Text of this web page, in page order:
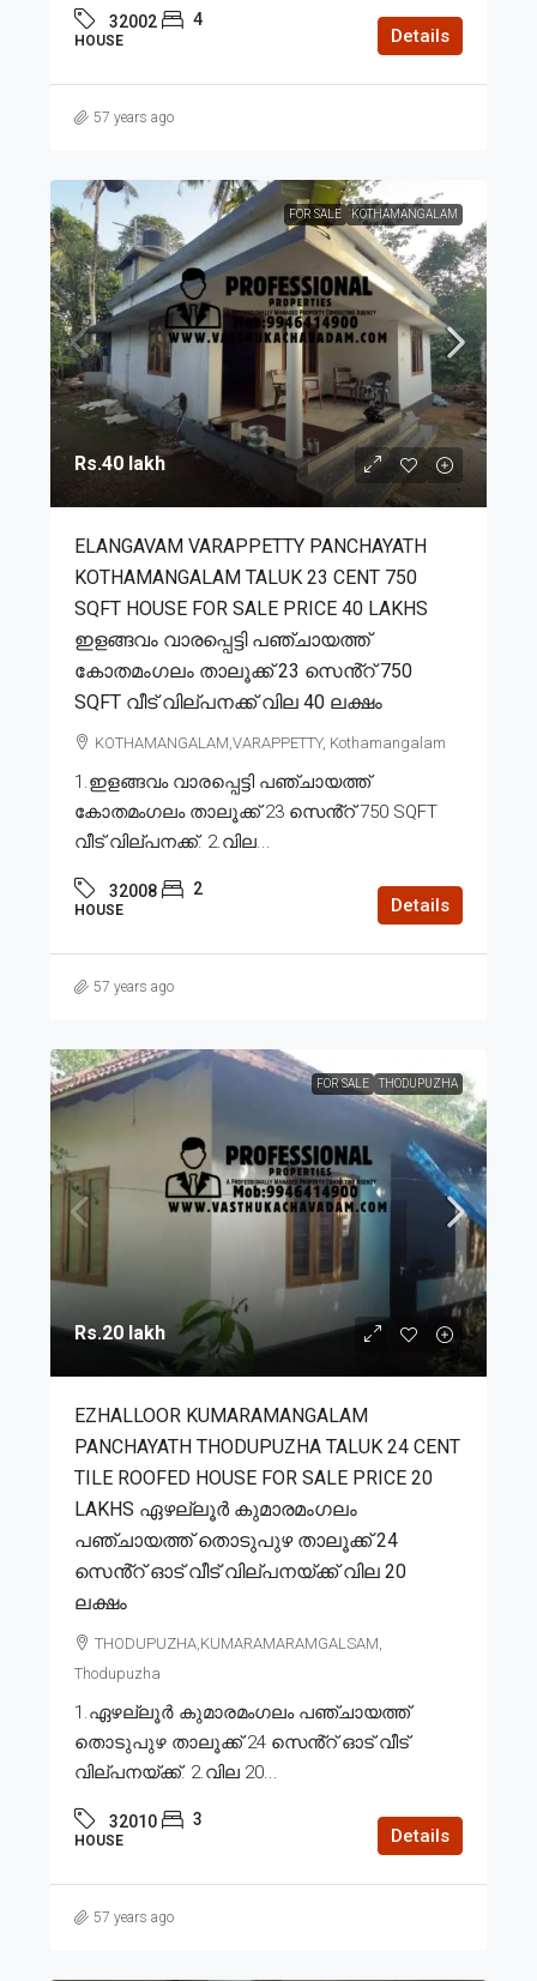
32002 4
HOUSE Details
57 years ago
FOR SALE KOTHAMANGALAM
Rs.40 lakh
ELANGAVAM VARAPPETTY PANCHAYATH
KOTHAMANGALAM TALUK 23 CENT 750
SQFT HOUSE FOR SALE PRICE 40 LAKHS
ഇളങ്ങവം വാരപ്പെട്ടി പഞ്ചായത്ത്
കോതമംഗലം താലൂക്ക് 23 സെൻ്റ് 750
SQFT വീട് വില്പനക്ക് വില 40 ലക്ഷം
KOTHAMANGALAM,VARAPPETTY, Kothamangalam
1.ഇളങ്ങവം വാരപ്പെട്ടി പഞ്ചായത്ത്
കോതമംഗലം താലൂക്ക് 23 സെൻ്റ് 750 SQFT
വീട് വില്പനക്ക്. 2.വില...
32008 2
HOUSE Details
57 years ago
FOR SALE THODUPUZHA
Rs.20 lakh
EZHALLOOR KUMARAMANGALAM
PANCHAYATH THODUPUZHA TALUK 24 CENT
TILE ROOFED HOUSE FOR SALE PRICE 20
LAKHS ഏഴല്ലൂർ കുമാരമംഗലം
പഞ്ചായത്ത് തൊടുപുഴ താലൂക്ക് 24
സെൻ്റ് ഓട് വീട് വില്പനയ്ക്ക് വില 20
ലക്ഷം
THODUPUZHA,KUMARAMARAMGALSAM,
Thodupuzha
1.ഏഴല്ലൂർ കുമാരമംഗലം പഞ്ചായത്ത്
തൊടുപുഴ താലൂക്ക് 24 സെൻ്റ് ഓട് വീട്
വില്പനയ്ക്ക്. 2.വില 20...
32010 3
HOUSE Details
57 years ago